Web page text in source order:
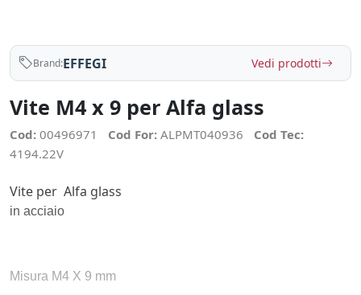
Brand:EFFEGI Vedi prodotti
Vite M4 x 9 per Alfa glass
Cod: 00496971 Cod For: ALPMT040936
Cod Tec:
4194.22V
Vite per Alfa glass
in acciaio
Misura M4 X 9 mm